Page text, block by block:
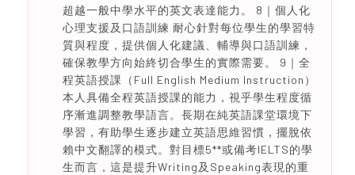
超越一般中學水平的英文表達能力。 8｜個人化
心理支援及口語訓練 耐心針對每位學生的學習特
質與程度，提供個人化建議、輔導與口語訓練，
確保教學方向始終切合學生的實際需要。 9｜全
程英語授課（Full English Medium Instruction）
本人具備全程英語授課的能力，視乎學生程度循
序漸進調整教學語言。長期在純英語課堂環境下
學習，有助學生逐步建立英語思維習慣，擺脫依
賴中文翻譯的模式。對目標5**或備考IELTS的學
生而言，這是提升Writing及Speaking表現的重